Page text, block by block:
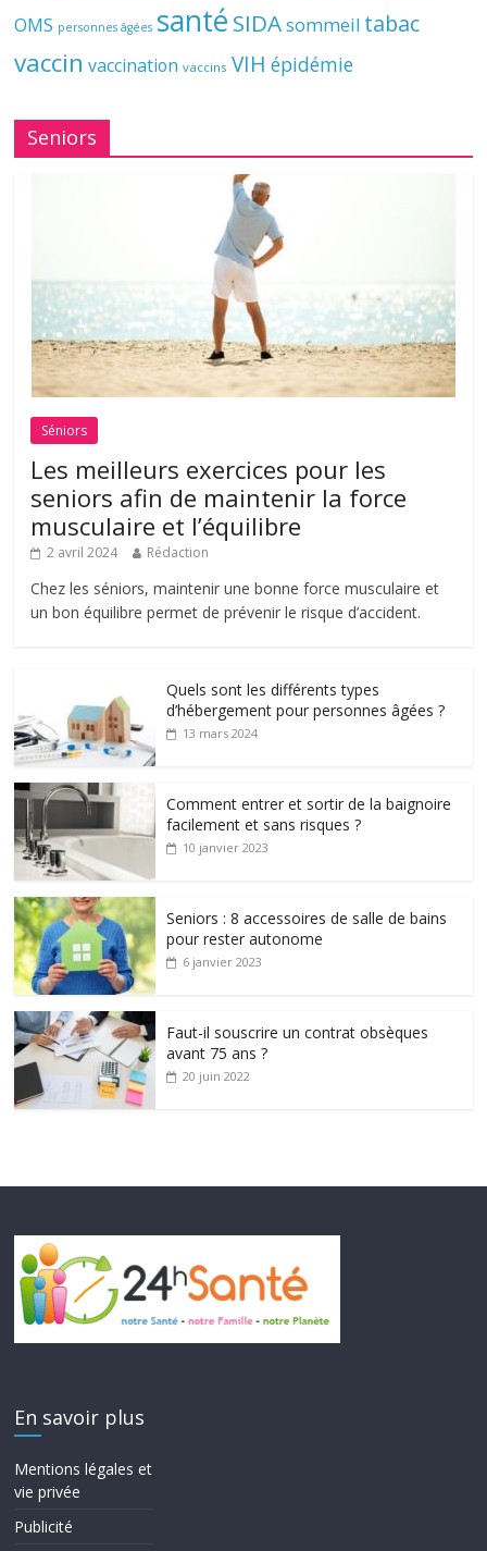
OMS personnes âgées santé SIDAsommeil tabac
vaccin vaccination vaccins VIH épidémie
Seniors
Séniors
Les meilleurs exercices pour les
seniors afin de maintenir la force
musculaire et l’équilibre
2 avril 2024 Rédaction
Chez les séniors, maintenir une bonne force musculaire et
un bon équilibre permet de prévenir le risque d’accident.
Quels sont les différents types
d’hébergement pour personnes âgées ?
13 mars 2024
Comment entrer et sortir de la baignoire
facilement et sans risques ?
10 janvier 2023
Seniors : 8 accessoires de salle de bains
pour rester autonome
6 janvier 2023
Faut-il souscrire un contrat obsèques
avant 75 ans ?
20 juin 2022
En savoir plus
Mentions légales et
vie privée
Publicité